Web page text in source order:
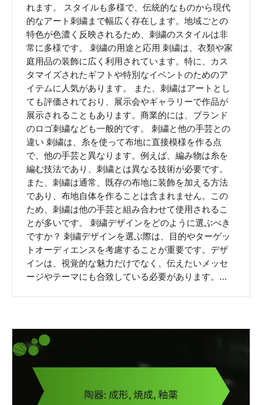
れます。 スタイルも多様で、伝統的なものから現代
的なアート刺繍まで幅広く存在します。地域ごとの
特色が色濃く反映されるため、刺繍のスタイルは非
常に多様です。 刺繍の用途と応用 刺繍は、衣類や家
庭用品の装飾に広く利用されています。特に、カス
タマイズされたギフトや特別なイベントのためのア
イテムに人気があります。 また、刺繍はアートとし
ても評価されており、展示会やギャラリーで作品が
展示されることもあります。商業的には、ブランド
のロゴ刺繍なども一般的です。 刺繍と他の手芸との
違い 刺繍は、糸を使って布地に直接模様を作る点
で、他の手芸と異なります。例えば、編み物は糸を
編む技法であり、刺繍とは異なる技術が必要です。
また、刺繍は通常、既存の布地に装飾を加える方法
であり、布地自体を作ることは含まれません。この
ため、刺繍は他の手芸と組み合わせて使用されるこ
とが多いです。 刺繍デザインをどのように選ぶべき
ですか？ 刺繍デザインを選ぶ際は、目的やターゲッ
トオーディエンスを考慮することが重要です。デザ
インは、視覚的な魅力だけでなく、伝えたいメッセ
ージやテーマにも合致している必要があります。…